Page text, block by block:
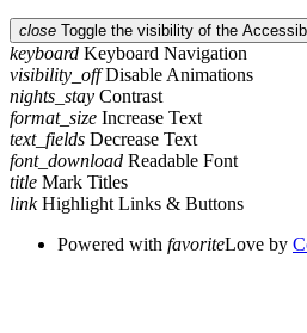
close Toggle the visibility of the
keyboard Keyboard Navigation
visibility_off Disable Animations
nights_stay Contrast
format_size Increase Text
text_fields Decrease Text
font_download Readable Font
title Mark Titles
link Highlight Links & Buttons
Powered with favoriteLove by